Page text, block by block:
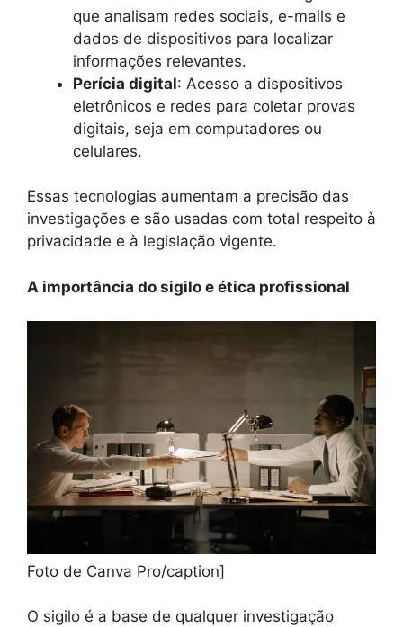
que analisam redes sociais, e-mails e
dados de dispositivos para localizar
informações relevantes.
Perícia digital: Acesso a dispositivos
eletrônicos e redes para coletar provas
digitais, seja em computadores ou
celulares.
Essas tecnologias aumentam a precisão das
investigações e são usadas com total respeito à
privacidade e à legislação vigente.
A importância do sigilo e ética profissional
Foto de Canva Pro/caption]
O sigilo é a base de qualquer investigação